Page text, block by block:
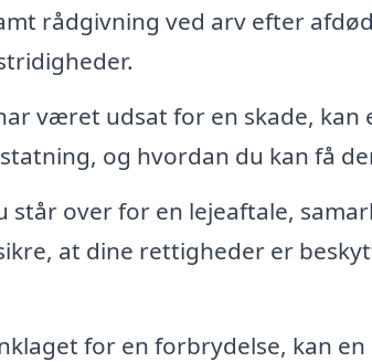
rådgivning ved arv efter
været udsat for en skade,
og hvordan du kan få
står over for en lejeaftale,
at dine rettigheder er
for en forbrydelse, kan